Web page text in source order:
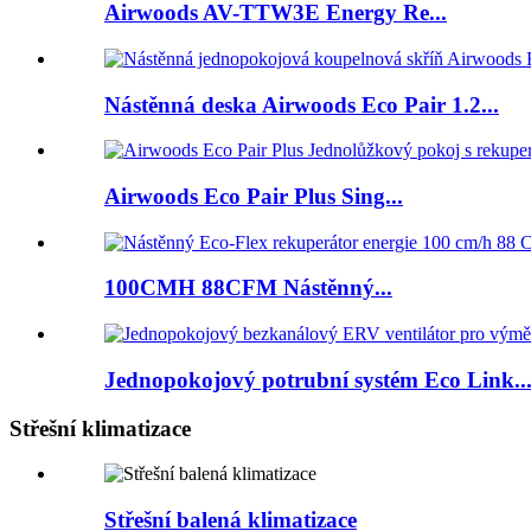
Airwoods AV-TTW3E Energy Re...
Nástěnná deska Airwoods Eco Pair 1.2...
Airwoods Eco Pair Plus Sing...
100CMH 88CFM Nástěnný...
Jednopokojový potrubní systém Eco Link...
Střešní klimatizace
Střešní balená klimatizace